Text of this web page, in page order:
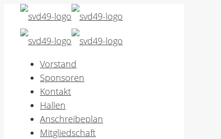
Vorstand
Sponsoren
Kontakt
Hallen
Anschreibeplan
Mitgliedschaft